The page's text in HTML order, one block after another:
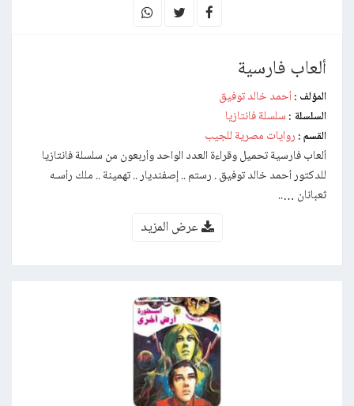
ألعاب فارسية
المؤلف : أحمد خالد توفيق
السلسلة : سلسلة فانتازيا
القسم : روايات مصرية للجيب
ألعاب فارسية تحميل وقراءة العدد الواحد وأربعون من سلسلة فانتازيا
للدكتور أحمد خالد توفيق . رستم .. إصفنديار .. تهمينة .. ملك رأسـه
ثعبانان …..
عرض المزيد